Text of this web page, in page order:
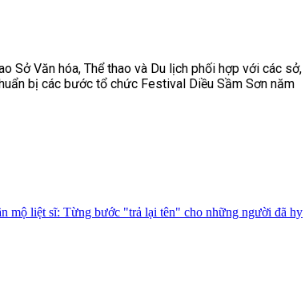
Sở Văn hóa, Thể thao và Du lịch phối hợp với các sở,
bị các bước tổ chức Festival Diều Sầm Sơn năm
mộ liệt sĩ: Từng bước "trả lại tên" cho những người đã hy